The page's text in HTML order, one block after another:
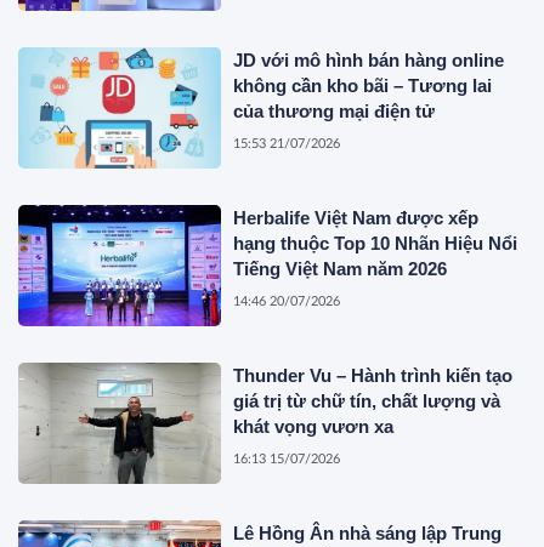
JD với mô hình bán hàng online
không cần kho bãi – Tương lai
của thương mại điện tử
15:53 21/07/2026
Herbalife Việt Nam được xếp
hạng thuộc Top 10 Nhãn Hiệu Nổi
Tiếng Việt Nam năm 2026
14:46 20/07/2026
Thunder Vu – Hành trình kiến tạo
giá trị từ chữ tín, chất lượng và
khát vọng vươn xa
16:13 15/07/2026
Lê Hồng Ân nhà sáng lập Trung